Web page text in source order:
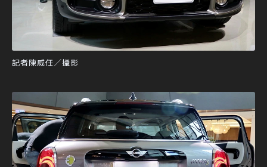
記者陳威任／攝影